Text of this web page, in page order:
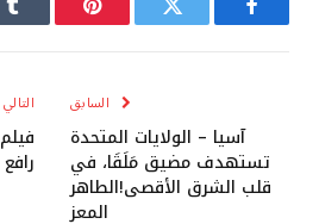
فيسبوك تويتر بينتيريست
السابق
آسيا – الولايات المتحدة
تستهدف مضيق مَلَقَا، في
قلب الشرق الأقصى!الطاهر
المعز
التالي
رافع